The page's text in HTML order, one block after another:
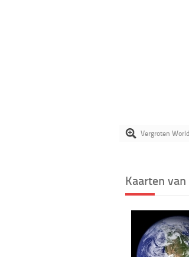
Vergroten
Kaarten